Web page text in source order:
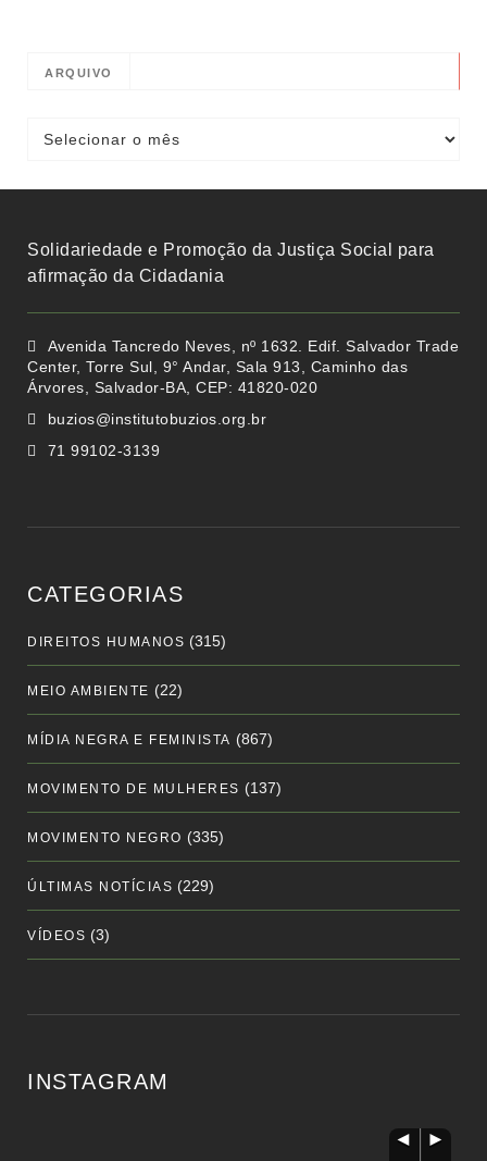
ARQUIVO
Solidariedade e Promoção da Justiça Social para
afirmação da Cidadania
Avenida Tancredo Neves, nº 1632. Edif. Salvador Trade
Center, Torre Sul, 9° Andar, Sala 913, Caminho das
Árvores, Salvador-BA, CEP: 41820-020
buzios@institutobuzios.org.br
71 99102-3139
CATEGORIAS
DIREITOS HUMANOS (315)
MEIO AMBIENTE (22)
MÍDIA NEGRA E FEMINISTA (867)
MOVIMENTO DE MULHERES (137)
MOVIMENTO NEGRO (335)
ÚLTIMAS NOTÍCIAS (229)
VÍDEOS (3)
INSTAGRAM